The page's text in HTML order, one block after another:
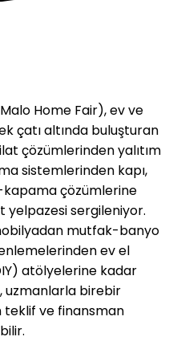
Home Fair), ev ve
çatı altında buluşturan
çözümlerinden yalıtım
sistemlerinden kapı,
çözümlerine
yelpazesi sergileniyor.
mutfak-banyo
ev el
atölyelerine kadar
uzmanlarla birebir
teklif ve finansman